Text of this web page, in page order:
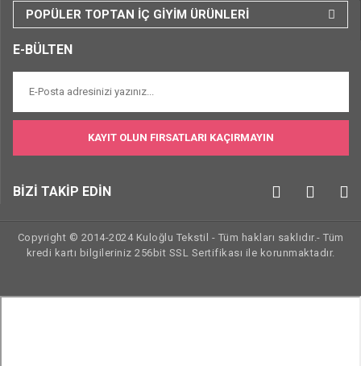
POPÜLER TOPTAN İÇ GİYİM ÜRÜNLERİ
E-BÜLTEN
KAYIT OLUN FIRSATLARI KAÇIRMAYIN
BİZİ TAKİP EDİN
Copyright © 2014-2024 Kuloğlu Tekstil - Tüm hakları saklıdır.- Tüm
kredi kartı bilgileriniz 256bit SSL Sertifikası ile korunmaktadır.